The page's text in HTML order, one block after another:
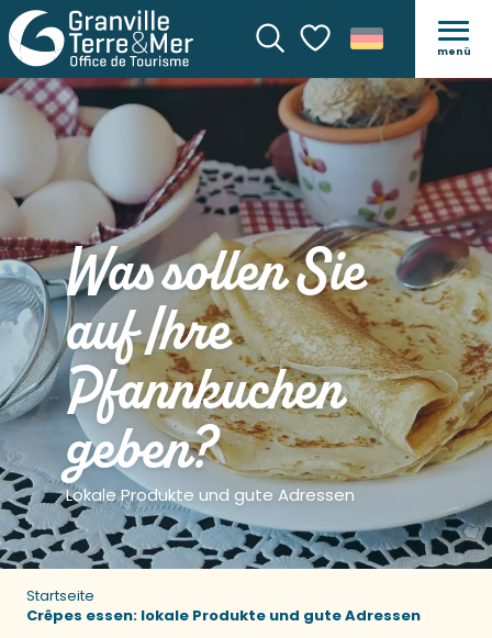
SucheVoir les favoris
menü
Was sollen Sie
auf Ihre
Pfannkuchen
geben?
Lokale Produkte und gute Adressen
Startseite
Crêpes essen: lokale Produkte und gute Adressen